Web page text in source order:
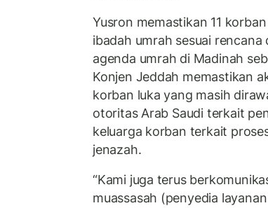
Yusron memastikan 11
ibadah umrah sesuai
agenda umrah di Madinah
Konjen Jeddah memastikan
korban luka yang masih
otoritas Arab Saudi terkait
keluarga korban terkait
jenazah.
“Kami juga terus
muassasah (penyedia